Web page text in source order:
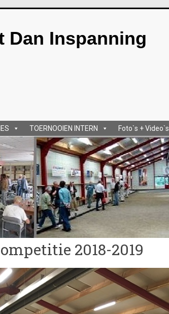
Dan Inspanning
TOERNOOIEN INTERN Foto`s + Video`s
2018-2019